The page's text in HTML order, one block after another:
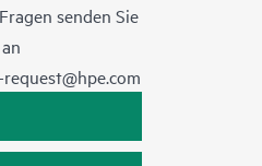
senden Sie